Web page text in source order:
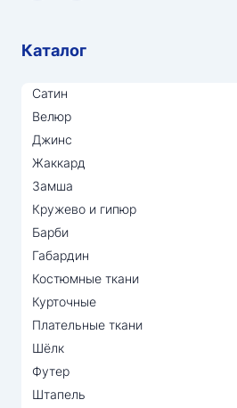
Каталог
Сатин
Велюр
Джинс
Жаккард
Замша
Кружево и гипюр
Барби
Габардин
Костюмные ткани
Курточные
Плательные ткани
Шёлк
Футер
Штапель